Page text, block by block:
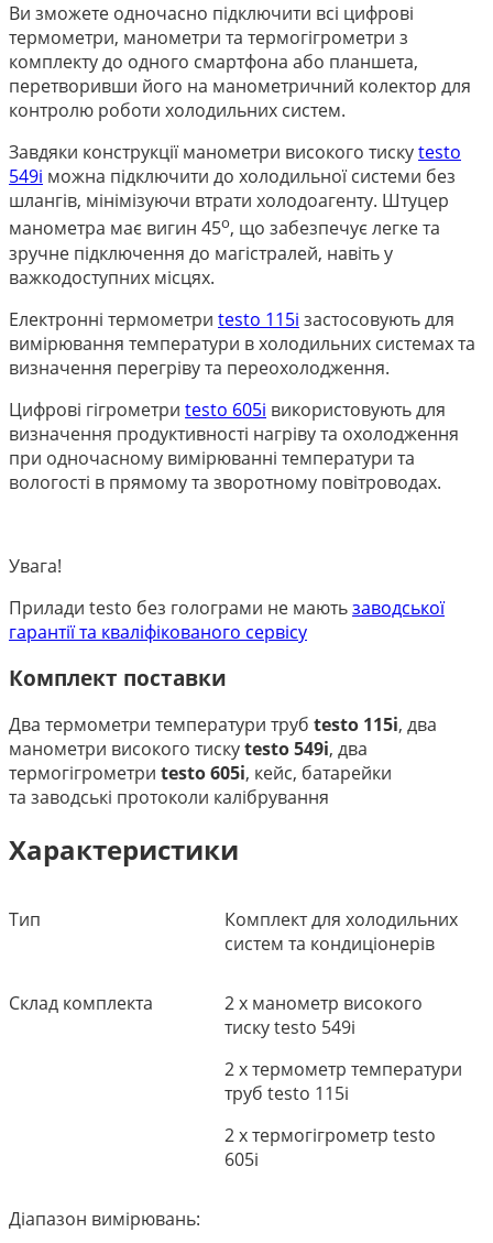
Ви зможете одночасно підключити всі цифрові
термометри, манометри та термогігрометри з
комплекту до одного смартфона або планшета,
перетворивши його на манометричний колектор для
контролю роботи холодильних систем.
Завдяки конструкції манометри високого тискуtesto
549i можна підключити до холодильної системи без
шлангів, мінімізуючи втрати холодоагенту. Штуцер
манометра має вигин 45о, що забезпечує легке та
зручне підключення до магістралей, навіть у
важкодоступних місцях.
Електронні термометри testo 115i застосовують для
вимірювання температури в холодильних системах та
визначення перегріву та переохолодження.
Цифрові гігрометри testo 605i використовують для
визначення продуктивності нагріву та охолодження
при одночасному вимірюванні температури та
вологості в прямому та зворотному повітроводах.
Увага!
Прилади testo без голограми не маютьзаводської
гарантії та кваліфікованого сервісу
Комплект поставки
Два термометри температури труб testo 115i, два
манометри високого тискуtesto 549i, два
термогігрометри testo 605i, кейс, батарейки
та заводські протоколи калібрування
Характеристики
Тип
Комплект для холодильних
систем та кондиціонерів
Склад комплекта
2 х манометр високого
тиску testo 549i
2 х термометр температури
труб testo 115i
2 х термогігрометр testo
605i
Діапазон вимірювань: